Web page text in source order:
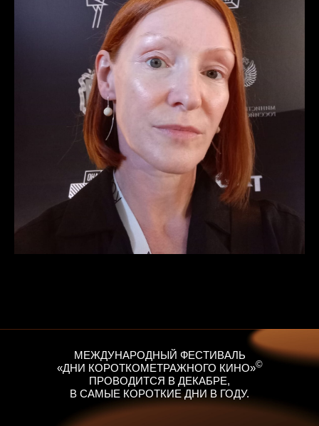
МЕЖДУНАРОДНЫЙ ФЕСТИВАЛЬ
«ДНИ КОРОТКОМЕТРАЖНОГО КИНО»©
ПРОВОДИТСЯ В ДЕКАБРЕ,
В САМЫЕ КОРОТКИЕ ДНИ В ГОДУ.